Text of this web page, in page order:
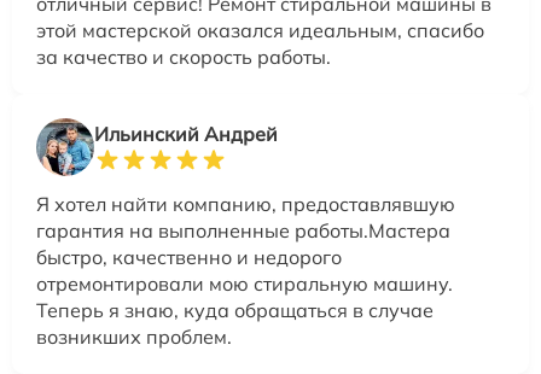
этой мастерской оказался идеальным, спасибо
за качество и скорость работы.
Ильинский Андрей
Я хотел найти компанию, предоставлявшую
гарантия на выполненные работы.Мастера
быстро, качественно и недорого
отремонтировали мою стиральную машину.
Теперь я знаю, куда обращаться в случае
возникших проблем.